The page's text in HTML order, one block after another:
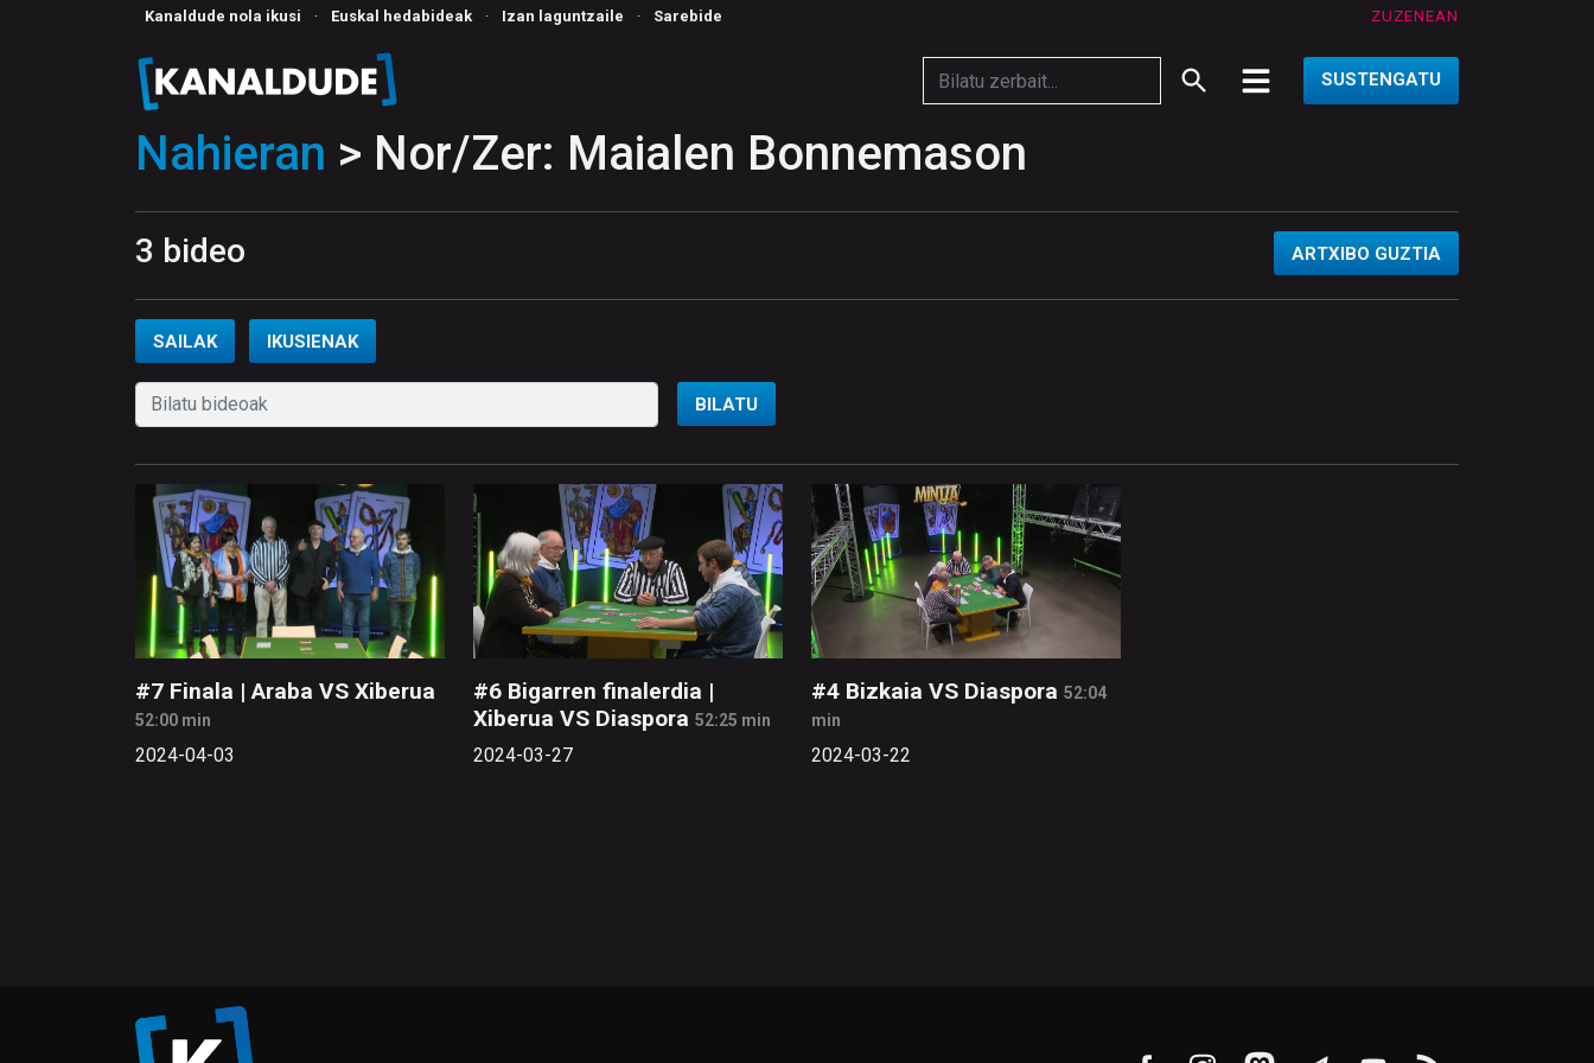
Kanaldude nola ikusi · Euskal hedabideak · Izan laguntzaile · Sarebide ZUZENEAN
SUSTENGATU
Nahieran > Nor/Zer: Maialen Bonnemason
3 bideo ARTXIBO GUZTIA
SAILAK IKUSIENAK
BILATU
#7 Finala | Araba VS Xiberua
52:00 min
2024-04-03
#6 Bigarren finalerdia |
Xiberua VS Diaspora 52:25 min
2024-03-27
#4 Bizkaia VS Diaspora 52:04
min
2024-03-22